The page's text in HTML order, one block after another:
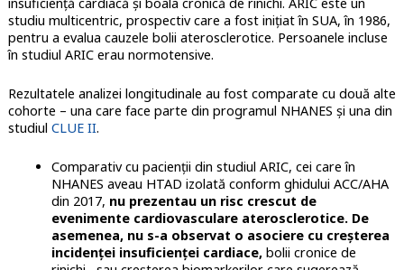
studiu multicentric, prospectiv care a fost inițiat în SUA, în 1986,
pentru a evalua cauzele bolii aterosclerotice. Persoanele incluse
în studiul ARIC erau normotensive.
Rezultatele analizei longitudinale au fost comparate cu două alte
cohorte – una care face parte din programul NHANES și una din
studiul CLUE II.
Comparativ cu pacienții din studiul ARIC, cei care în
NHANES aveau HTAD izolată conform ghidului ACC/AHA
din 2017, nu prezentau un risc crescut de
evenimente cardiovasculare aterosclerotice. De
asemenea, nu s-a observat o asociere cu creșterea
incidenței insuficienței cardiace, bolii cronice de